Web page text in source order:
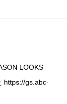
LOOKS
https://gs.abc-